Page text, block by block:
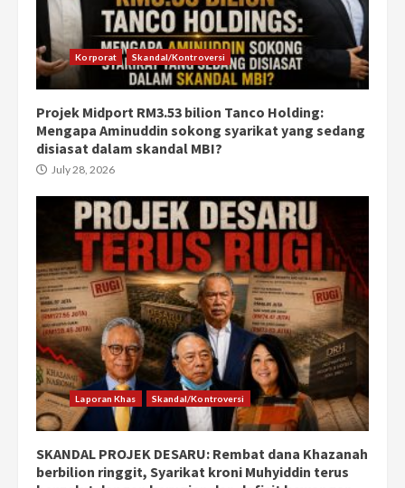
Korporat Skandal/Kontroversi
Projek Midport RM3.53 bilion Tanco Holding:
Mengapa Aminuddin sokong syarikat yang sedang
disiasat dalam skandal MBI?
July 28, 2026
Laporan Khas Skandal/Kontroversi
SKANDAL PROJEK DESARU: Rembat dana Khazanah
berbilion ringgit, Syarikat kroni Muhyiddin terus